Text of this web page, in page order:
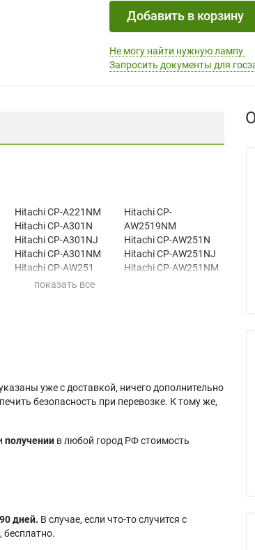
Добавить в корзину
Не могу найти нужную лампу
Запросить документы для
Hitachi CP-A221NM
Hitachi CP-A301N
Hitachi CP-A301NJ
Hitachi CP-A301NM
Hitachi CP-AW251
Hitachi CP-AW2519N
Hitachi CP-
AW2519NM
Hitachi CP-AW251N
Hitachi CP-AW251NJ
Hitachi CP-AW251NM
уже с доставкой, ничего дополнительно
безопасность при перевозке. К тому же,
получении в любой город РФ стоимость
дней. В случае, если что-то случится с